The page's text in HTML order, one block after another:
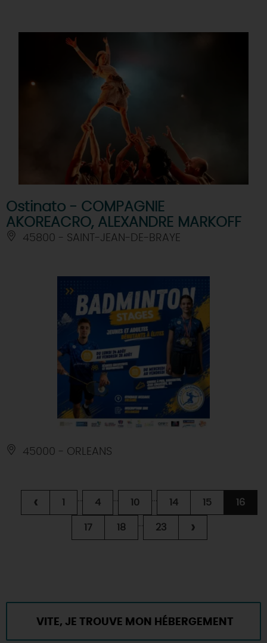
Ostinato - COMPAGNIE
AKOREACRO, ALEXANDRE MARKOFF
45800 - SAINT-JEAN-DE-BRAYE
45000 - ORLEANS
‹ 1 ... 4 ... 10 ... 14 15 16
17 18 ... 23 ›
VITE, JE TROUVE MON HÉBERGEMENT